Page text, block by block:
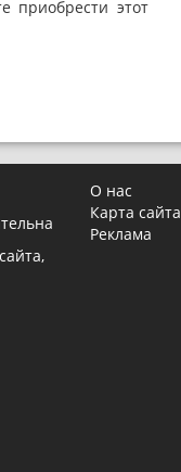
приобрести этот
О нас
Карта сайта
Реклама